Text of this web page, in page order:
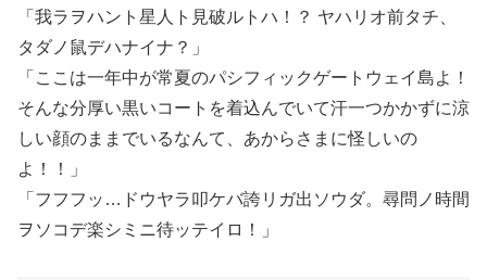
「我ラヲハント星人ト見破ルトハ！？ ヤハリオ前タチ、
タダノ鼠デハナイナ？」
「ここは一年中が常夏のパシフィックゲートウェイ島よ！
そんな分厚い黒いコートを着込んでいて汗一つかかずに涼
しい顔のままでいるなんて、あからさまに怪しいの
よ！！」
「フフフッ…ドウヤラ叩ケバ誇リガ出ソウダ。尋問ノ時間
ヲソコデ楽シミニ待ッテイロ！」